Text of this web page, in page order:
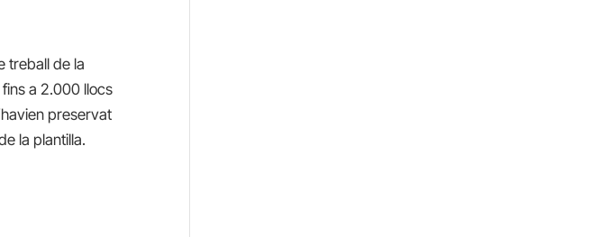
treball de la
a 2.000 llocs
preservat
la plantilla.